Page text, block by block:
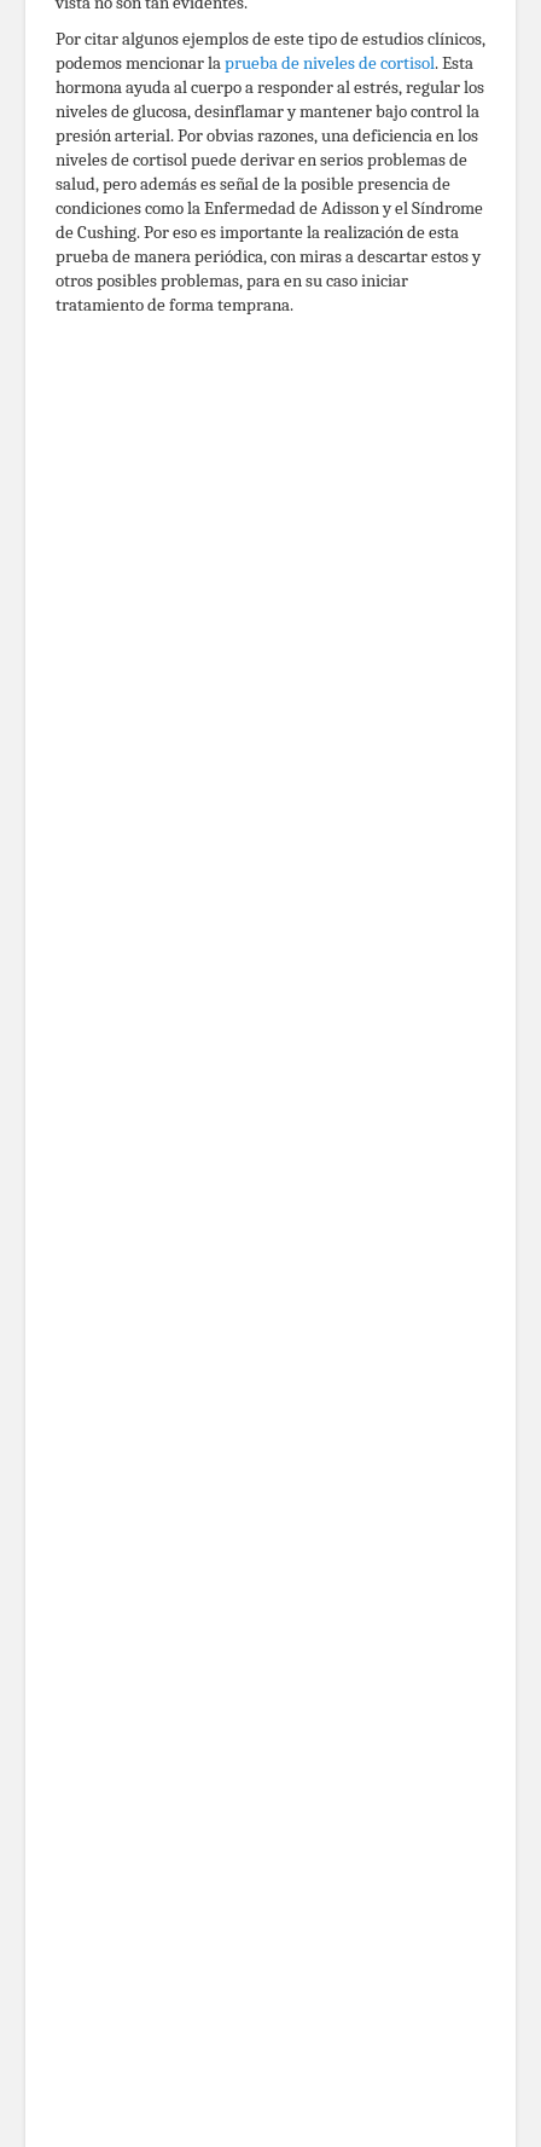
Por citar algunos ejemplos de este tipo de estudios clínicos,
podemos mencionar laprueba de niveles de cortisol. Esta
hormona ayuda al cuerpo a responder al estrés, regular los
niveles de glucosa, desinflamar y mantener bajo control la
presión arterial. Por obvias razones, una deficiencia en los
niveles de cortisol puede derivar en serios problemas de
salud, pero además es señal de la posible presencia de
condiciones como la Enfermedad de Adisson y el Síndrome
de Cushing. Por eso es importante la realización de esta
prueba de manera periódica, con miras a descartar estos y
otros posibles problemas, para en su caso iniciar
tratamiento de forma temprana.